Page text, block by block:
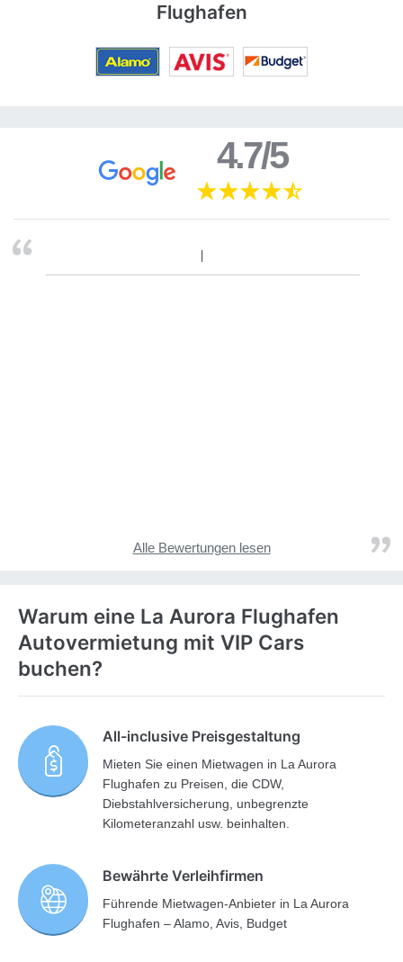
Flughafen
4.7/5
Alle Bewertungen lesen
Warum eine La Aurora Flughafen
Autovermietung mit VIP Cars
buchen?
All-inclusive Preisgestaltung
Mieten Sie einen Mietwagen in La Aurora
Flughafen zu Preisen, die CDW,
Diebstahlversicherung, unbegrenzte
Kilometeranzahl usw. beinhalten.
Bewährte Verleihfirmen
Führende Mietwagen-Anbieter in La Aurora
Flughafen – Alamo, Avis, Budget